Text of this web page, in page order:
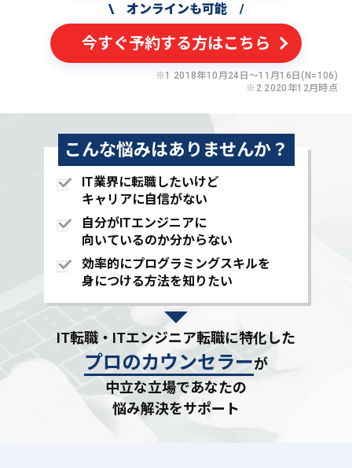
\ オンラインも可能 /
今すぐ予約する方はこちら
※1 2018年10月24日〜11月16日(N=106)
※2 2020年12月時点
こんな悩みはありませんか？
IT業界に転職したいけど
キャリアに自信がない
自分がITエンジニアに
向いているのか分からない
効率的にプログラミングスキルを
身につける方法を知りたい
IT転職・ITエンジニア転職に特化した
プロのカウンセラーが
中立な立場であなたの
悩み解決をサポート